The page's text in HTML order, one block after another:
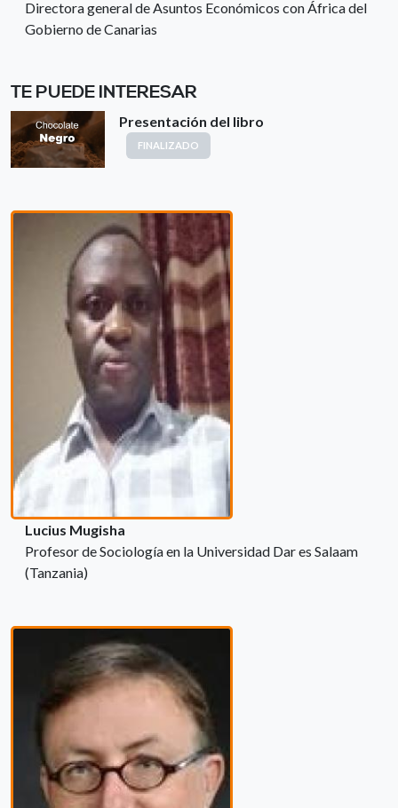
Directora general de Asuntos Económicos con África del
Gobierno de Canarias
TE PUEDE INTERESAR
Presentación del libro
FINALIZADO
Lucius Mugisha
Profesor de Sociología en la Universidad Dar es Salaam
(Tanzania)